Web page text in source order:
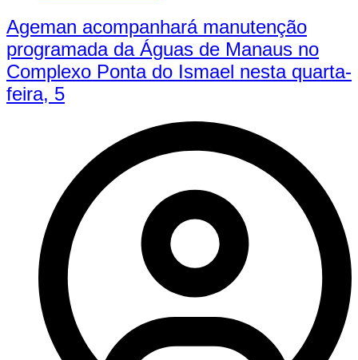
Ageman acompanhará manutenção
programada da Águas de Manaus no
Complexo Ponta do Ismael nesta quarta-
feira, 5